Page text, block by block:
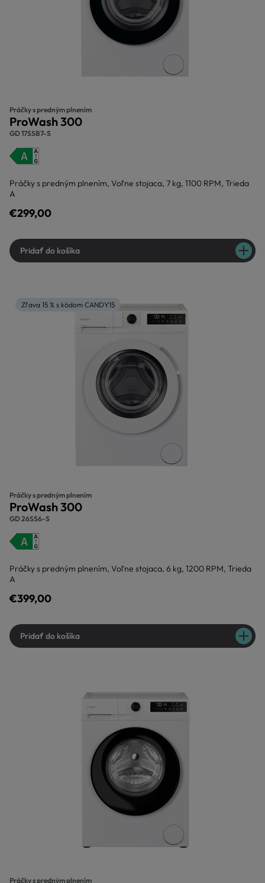
Práčky s predným plnením
ProWash 300
GD 17SSB7-S
Práčky s predným plnením, Voľne stojaca, 7 kg, 1100 RPM, Trieda
A
€299,00
Pridať do košíka
Zľava 15 % s kódom CANDY15
Práčky s predným plnením
ProWash 300
GD 26SS6-S
Práčky s predným plnením, Voľne stojaca, 6 kg, 1200 RPM, Trieda
A
€399,00
Pridať do košíka
Práčky s predným plnením